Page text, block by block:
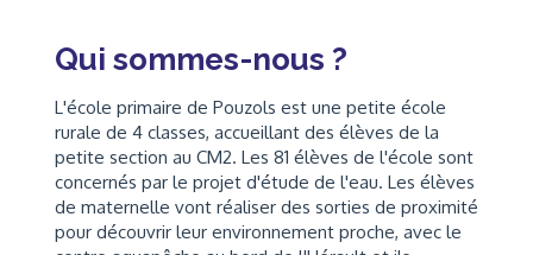
Qui sommes-nous ?
L'école primaire de Pouzols est une petite école
rurale de 4 classes, accueillant des élèves de la
petite section au CM2. Les 81 élèves de l'école sont
concernés par le projet d'étude de l'eau. Les élèves
de maternelle vont réaliser des sorties de proximité
pour découvrir leur environnement proche, avec le